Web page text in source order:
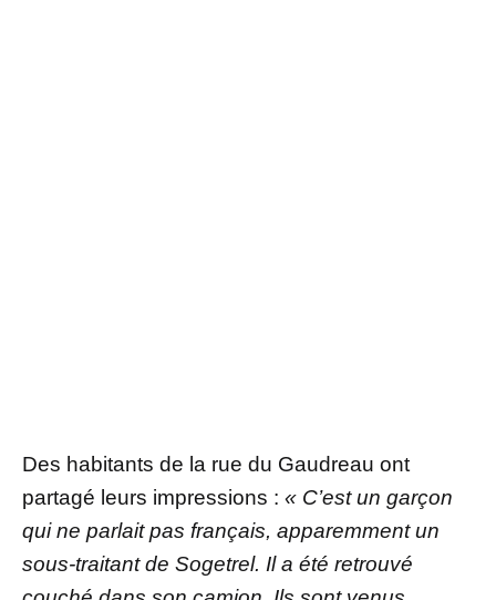
Des habitants de la rue du Gaudreau ont
partagé leurs impressions : « C’est un garçon
qui ne parlait pas français, apparemment un
sous-traitant de Sogetrel. Il a été retrouvé